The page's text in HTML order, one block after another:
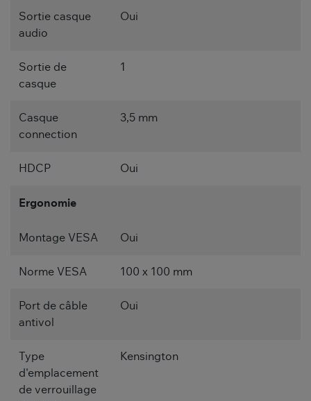
Sortie casque
audio
Oui
Sortie de
casque
1
Casque
connection
3,5 mm
HDCP Oui
Ergonomie
Montage VESA Oui
Norme VESA 100 x 100 mm
Port de câble
antivol
Oui
Type
d'emplacement
de verrouillage
Kensington